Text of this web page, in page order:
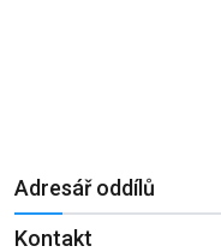
Adresář oddílů
Kontakt